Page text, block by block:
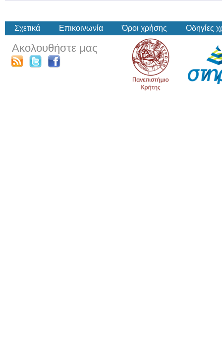
Σχετικά Επικοινωνία Όροι χρήσης Οδηγίες
Ακολουθήστε μας